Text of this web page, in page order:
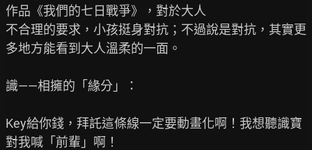
作品《我們的七日戰爭》，對於大人
不合理的要求，小孩挺身對抗；不過說是對抗，其實更
多地方能看到大人溫柔的一面。
識——相擁的「緣分」：
Key給你錢，拜託這條線一定要動畫化啊！我想聽識寶
對我喊「前輩」啊！